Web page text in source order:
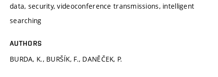
data, security, videoconference transmissions, intelligent
searching
AUTHORS
BURDA, K., BURŠÍK, F., DANĚČEK, P.